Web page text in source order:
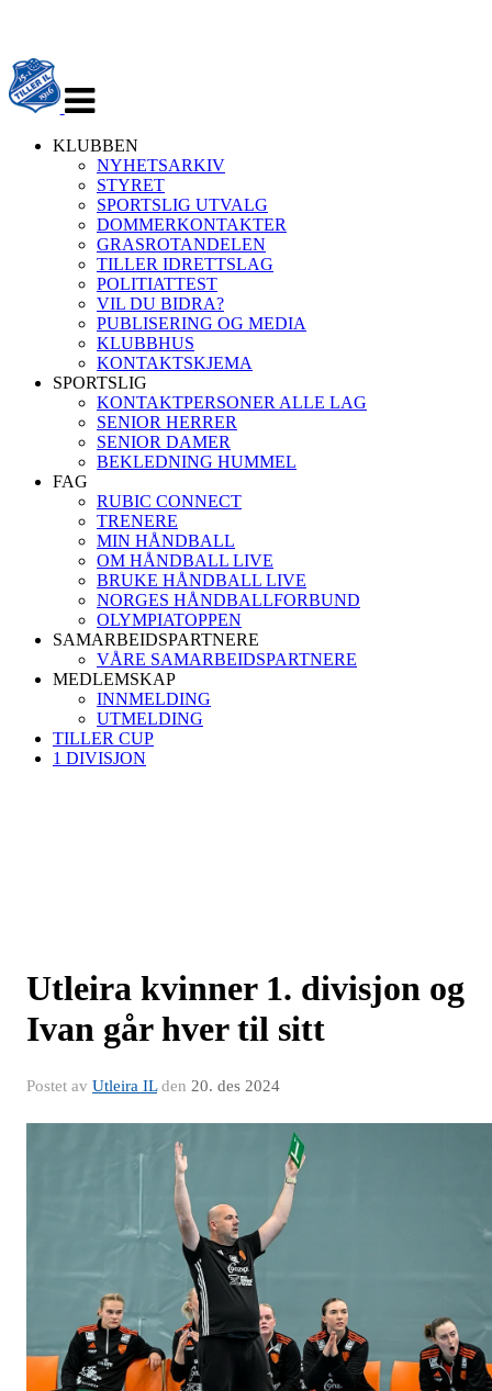
navigasjon
KLUBBEN
NYHETSARKIV
STYRET
SPORTSLIG UTVALG
DOMMERKONTAKTER
GRASROTANDELEN
TILLER IDRETTSLAG
POLITIATTEST
VIL DU BIDRA?
PUBLISERING OG MEDIA
KLUBBHUS
KONTAKTSKJEMA
SPORTSLIG
KONTAKTPERSONER ALLE LAG
SENIOR HERRER
SENIOR DAMER
BEKLEDNING HUMMEL
FAG
RUBIC CONNECT
TRENERE
MIN HÅNDBALL
OM HÅNDBALL LIVE
BRUKE HÅNDBALL LIVE
NORGES HÅNDBALLFORBUND
OLYMPIATOPPEN
SAMARBEIDSPARTNERE
VÅRE SAMARBEIDSPARTNERE
MEDLEMSKAP
INNMELDING
UTMELDING
TILLER CUP
1 DIVISJON
Utleira kvinner 1. divisjon og
Ivan går hver til sitt
Postet av Utleira ILden 20. des 2024